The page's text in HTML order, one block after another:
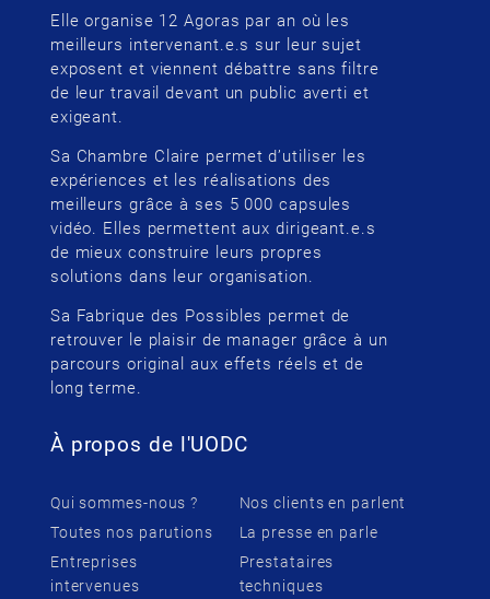
Elle organise 12 Agoras par an où les
meilleurs intervenant.e.s sur leur sujet
exposent et viennent débattre sans filtre
de leur travail devant un public averti et
exigeant.
Sa Chambre Claire permet d’utiliser les
expériences et les réalisations des
meilleurs grâce à ses 5 000 capsules
vidéo. Elles permettent aux dirigeant.e.s
de mieux construire leurs propres
solutions dans leur organisation.
Sa Fabrique des Possibles permet de
retrouver le plaisir de manager grâce à un
parcours original aux effets réels et de
long terme.
À propos de l'UODC
Qui sommes-nous ?
Toutes nos parutions
Entreprises
intervenues
Nos clients en parlent
La presse en parle
Prestataires
techniques